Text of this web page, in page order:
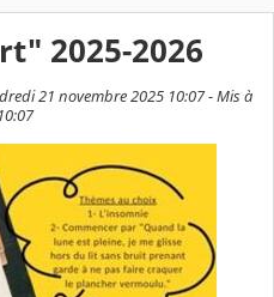
2025-2026
21 novembre 2025 10:07 - Mis à